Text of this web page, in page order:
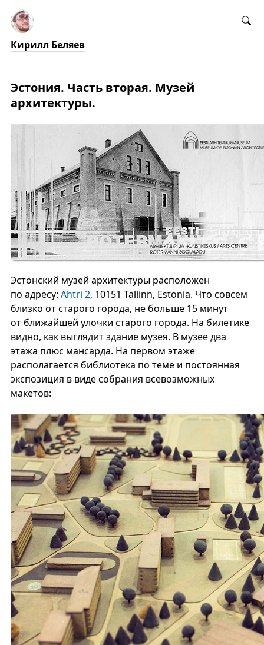
Кирилл Беляев
Эстония. Часть вторая. Музей
архитектуры.
Эстонский музей архитектуры расположен
по адресу: Ahtri 2, 10151 Tallinn, Estonia. Что совсем
близко от старого города, не больше 15 минут
от ближайшей улочки старого города. На билетике
видно, как выглядит здание музея. В музее два
этажа плюс мансарда. На первом этаже
располагается библиотека по теме и постоянная
экспозиция в виде собрания всевозможных
макетов: